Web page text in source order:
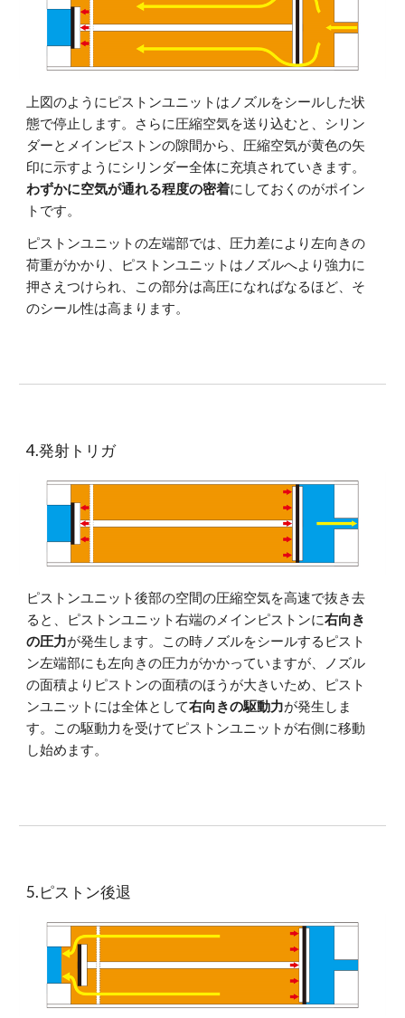
上図のようにピストンユニットはノズルをシールした状
態で停止します。さらに圧縮空気を送り込むと、シリン
ダーとメインピストンの隙間から、圧縮空気が黄色の矢
印に示すようにシリンダー全体に充填されていきます。
わずかに空気が通れる程度の密着にしておくのがポイン
トです。
ピストンユニットの左端部では、圧力差により左向きの
荷重がかかり、ピストンユニットはノズルへより強力に
押さえつけられ、この部分は高圧になればなるほど、そ
のシール性は高まります。
4.発射トリガ
ピストンユニット後部の空間の圧縮空気を高速で抜き去
ると、ピストンユニット右端のメインピストンに右向き
の圧力が発生します。この時ノズルをシールするピスト
ン左端部にも左向きの圧力がかかっていますが、ノズル
の面積よりピストンの面積のほうが大きいため、ピスト
ンユニットには全体として右向きの駆動力が発生しま
す。この駆動力を受けてピストンユニットが右側に移動
し始めます。
5.ピストン後退